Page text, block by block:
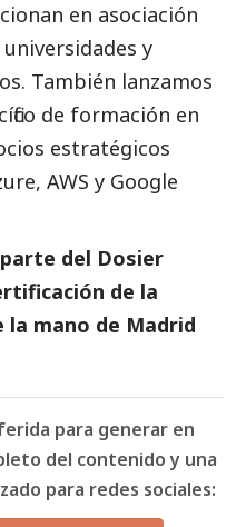
en asociación
y
También lanzamos
de formación en
estratégicos
AWS y Google
del Dosier
de la
la mano de Madrid
para generar en
del contenido y una
para redes sociales: